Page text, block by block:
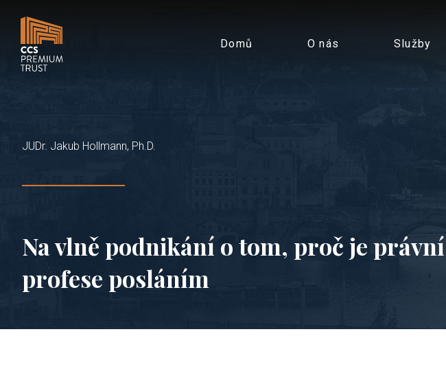
Domů O nás Služby
JUDr. Jakub Hollmann, Ph.D.
Na vlně podnikání o tom, proč je právní
profese posláním